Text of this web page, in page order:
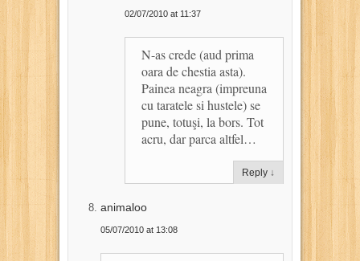
02/07/2010 at 11:37
N-as crede (aud prima
oara de chestia asta).
Painea neagra (impreuna
cu taratele si hustele) se
pune, totuşi, la bors. Tot
acru, dar parca altfel…
Reply ↓
animaloo
05/07/2010 at 13:08